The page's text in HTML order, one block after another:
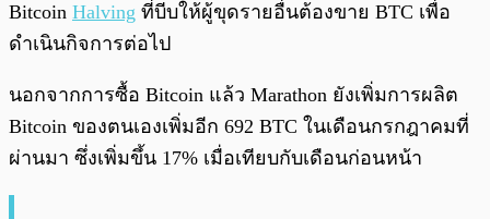
Bitcoin Halving ที่บีบให้ผู้ขุดรายอื่นต้องขาย BTC เพื่อ
ดำเนินกิจการต่อไป
นอกจากการซื้อ Bitcoin แล้ว Marathon ยังเพิ่มการผลิต
Bitcoin ของตนเองเพิ่มอีก 692 BTC ในเดือนกรกฎาคมที่
ผ่านมา ซึ่งเพิ่มขึ้น 17% เมื่อเทียบกับเดือนก่อนหน้า